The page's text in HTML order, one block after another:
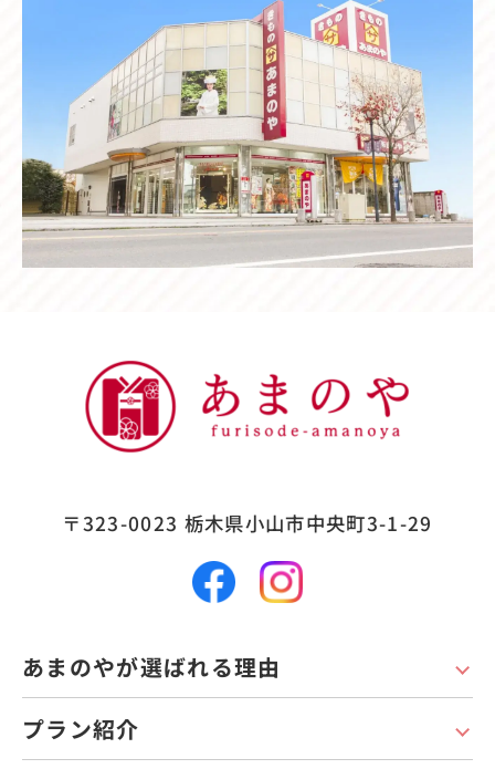
〒323-0023 栃木県小山市中央町3-1-29
あまのやが選ばれる理由
プラン紹介